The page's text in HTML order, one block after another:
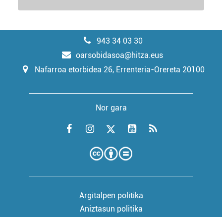
943 34 03 30
oarsobidasoa@hitza.eus
Nafarroa etorbidea 26, Errenteria-Orereta 20100
Nor gara
Argitalpen politika
Aniztasun politika